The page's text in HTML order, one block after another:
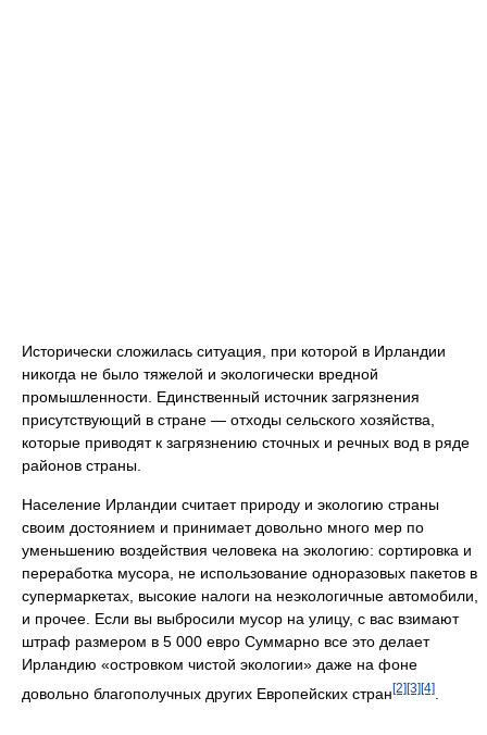
Исторически сложилась ситуация, при которой в Ирландии
никогда не было тяжелой и экологически вредной
промышленности. Единственный источник загрязнения
присутствующий в стране — отходы сельского хозяйства,
которые приводят к загрязнению сточных и речных вод в ряде
районов страны.
Население Ирландии считает природу и экологию страны
своим достоянием и принимает довольно много мер по
уменьшению воздействия человека на экологию: сортировка и
переработка мусора, не использование одноразовых пакетов в
супермаркетах, высокие налоги на неэкологичные автомобили,
и прочее. Если вы выбросили мусор на улицу, с вас взимают
штраф размером в 5 000 евро Суммарно все это делает
Ирландию «островком чистой экологии» даже на фоне
довольно благополучных других Европейских стран[2][3][4]